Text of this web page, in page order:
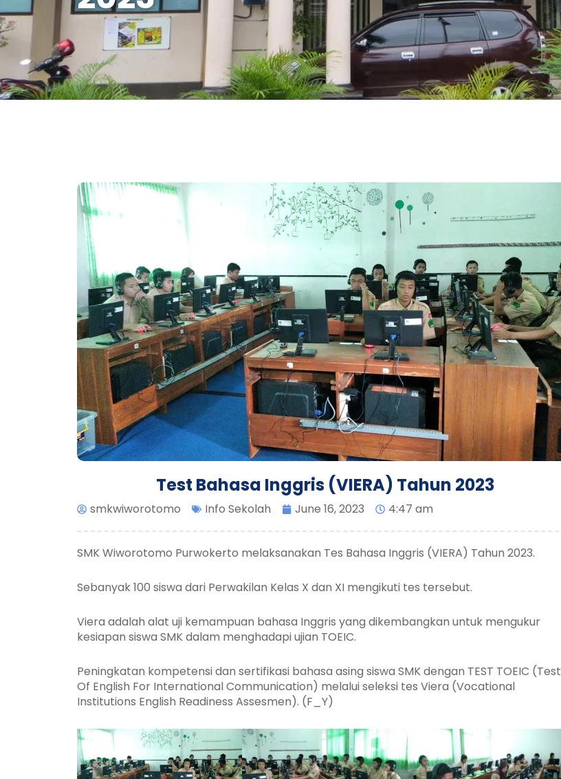
Test Bahasa Inggris (VIERA) Tahun 2023
smkwiworotomo Info Sekolah June 16, 2023 4:47 am
SMK Wiworotomo Purwokerto melaksanakan Tes Bahasa Inggris (VIERA) Tahun 2023.
Sebanyak 100 siswa dari Perwakilan Kelas X dan XI mengikuti tes tersebut.
Viera adalah alat uji kemampuan bahasa Inggris yang dikembangkan untuk mengukur
kesiapan siswa SMK dalam menghadapi ujian TOEIC.
Peningkatan kompetensi dan sertifikasi bahasa asing siswa SMK dengan TEST TOEIC (Test
Of English For International Communication) melalui seleksi tes Viera (Vocational
Institutions English Readiness Assesmen). (F_Y)